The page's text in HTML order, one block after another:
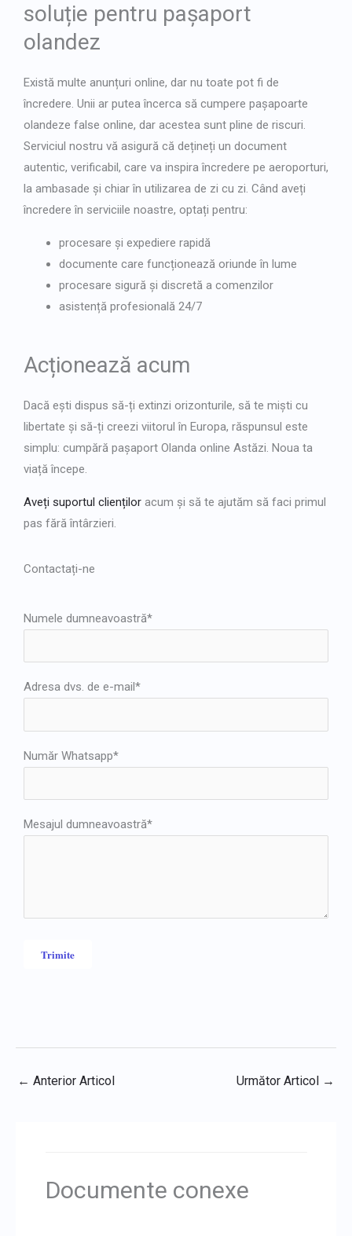
soluție pentru pașaport
olandez
Există multe anunțuri online, dar nu toate pot fi de
încredere. Unii ar putea încerca să cumpere pașapoarte
olandeze false online, dar acestea sunt pline de riscuri.
Serviciul nostru vă asigură că dețineți un document
autentic, verificabil, care va inspira încredere pe aeroporturi,
la ambasade și chiar în utilizarea de zi cu zi. Când aveți
încredere în serviciile noastre, optați pentru:
procesare și expediere rapidă
documente care funcționează oriunde în lume
procesare sigură și discretă a comenzilor
asistență profesională 24/7
Acționează acum
Dacă ești dispus să-ți extinzi orizonturile, să te miști cu
libertate și să-ți creezi viitorul în Europa, răspunsul este
simplu: cumpără pașaport Olanda online Astăzi. Noua ta
viață începe.
Aveți suportul clienților acum și să te ajutăm să faci primul
pas fără întârzieri.
Contactați-ne
Numele dumneavoastră*
Adresa dvs. de e-mail*
Număr Whatsapp*
Mesajul dumneavoastră*
← Anterior Articol Următor Articol →
Documente conexe